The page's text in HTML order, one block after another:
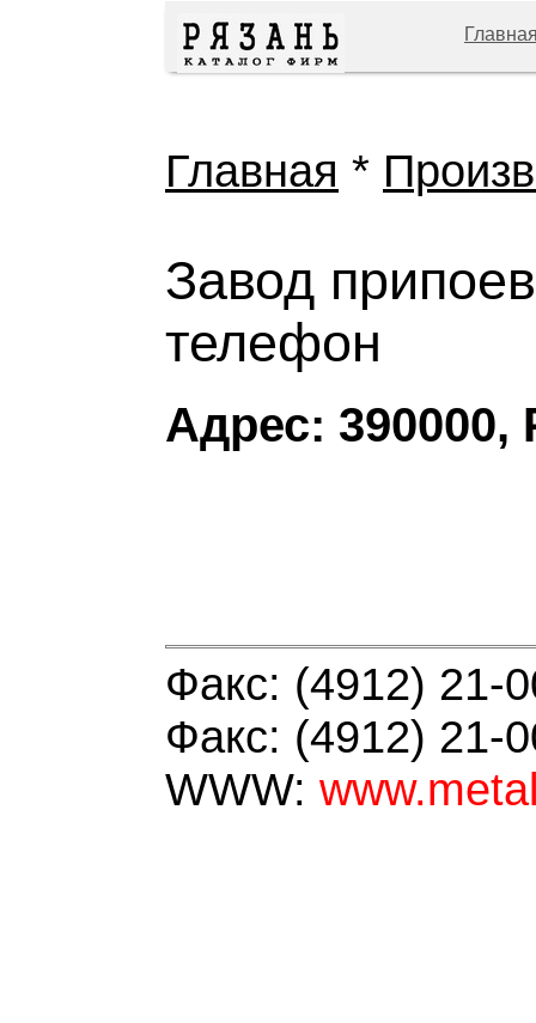
Главная *
Завод
телефон
Адрес: 390000,
Факс: (4912) 21-
Факс: (4912) 21-
WWW: